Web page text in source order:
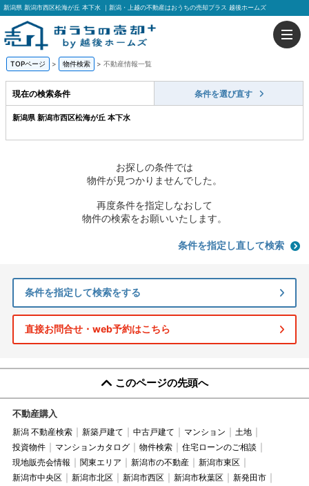
新潟県 新潟市西区松海が丘 本下水 ｜新潟・上越の不動産はおうちの売却プラス 越後ホームズ
TOPページ > 物件検索 > 不動産情報一覧
現在の検索条件 条件を選び直す
新潟県 新潟市西区松海が丘 本下水
お探しの条件では
物件が見つかりませんでした。
再度条件を指定しなおして
物件の検索をお願いいたします。
条件を指定し直して検索
条件を指定して検索をする
直接お問合せ・web予約はこちら
このページの先頭へ
不動産購入
新潟 不動産検索 新築戸建て 中古戸建て マンション
土地
投資物件
マンションカタログ 物件検索
住宅ローンのご相談
現地販売会情報
関東エリア 新潟市の不動産
新潟市東区
新潟市中央区
新潟市北区 新潟市西区 新潟市秋葉区
新発田市